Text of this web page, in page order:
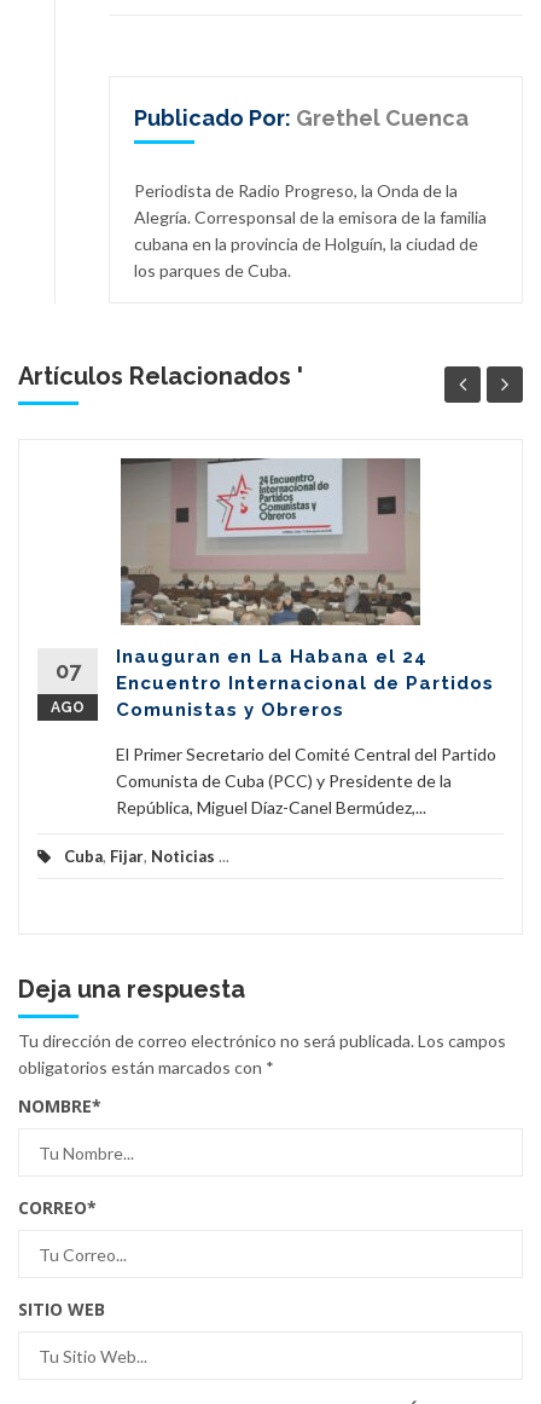
Publicado Por: Grethel Cuenca
Periodista de Radio Progreso, la Onda de la
Alegría. Corresponsal de la emisora de la familia
cubana en la provincia de Holguín, la ciudad de
los parques de Cuba.
Artículos Relacionados '
07
AGO
Inauguran en La Habana el 24
Encuentro Internacional de Partidos
Comunistas y Obreros
El Primer Secretario del Comité Central del Partido
Comunista de Cuba (PCC) y Presidente de la
República, Miguel Díaz-Canel Bermúdez,...
Cuba, Fijar, Noticias ...
Deja una respuesta
Tu dirección de correo electrónico no será publicada.Los campos
obligatorios están marcados con *
NOMBRE*
CORREO*
SITIO WEB